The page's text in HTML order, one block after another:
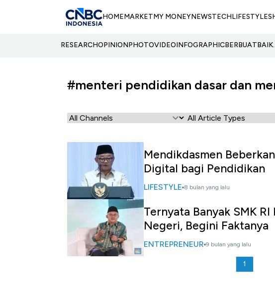
HOMEMARKETMY MONEYNEWSTECHLIFESTYLE
RESEARCHOPINIONPHOTOVIDEOINFOGRAPHIC
#menteri pendidikan dasar dan
Mendikdasmen
Digital bagi Pendidikan
LIFESTYLE 8 bulan yang lalu
Ternyata Banyak SMK
Negeri, Begini Faktanya
ENTREPRENEUR 9 bulan yang lalu
1